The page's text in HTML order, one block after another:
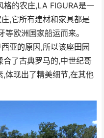
格的农庄,LA FIGURA是一
,它所有建材和家具都是
欧洲国家船运而来。
亚的原因,所以该座田园
了古典罗马的,中世纪哥
体现出了精美细节,在其他